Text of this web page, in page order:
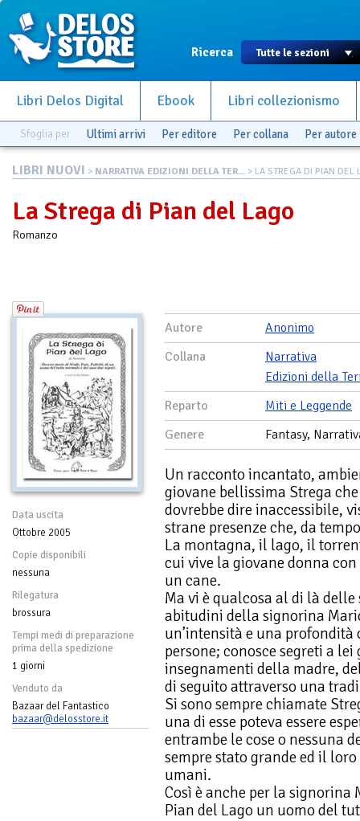
Ricerca
Libri Delos Digital Ebook Libri collezionismo
Sfoglia per Ultimi arrivi Per editore Per collana Per autore
LIBRI NUOVI > NARRATIVA EDIZIONI DELLA TER... > LA STREGA DI PIAN DEL
La Strega di Pian del Lago
Romanzo
Data uscita
Ottobre 2005
Copie disponibili
nessuna
Rilegatura
brossura
Tempi medi di preparazione
prima della spedizione
1 giorni
Venduto da
Bazaar del Fantastico
bazaar@delosstore.it
Autore
Anonimo
Collana
Narrativa
Edizioni della
Reparto
Miti e Leggende
Genere
Fantasy,
Un racconto incantato,
giovane bellissima Strega
dovrebbe dire inaccessibile,
strane presenze che, da
La montagna, il lago, il
cui vive la giovane donna
un cane.
Ma vi è qualcosa al di là
abitudini della signorina
un’intensità e una
persone; conosce segreti a
insegnamenti della madre,
di seguito attraverso una
Si sono sempre chiamate
una di esse poteva essere
entrambe le cose o nessuna
sempre stato grande ed il
umani.
Così è anche per la
Pian del Lago un uomo del